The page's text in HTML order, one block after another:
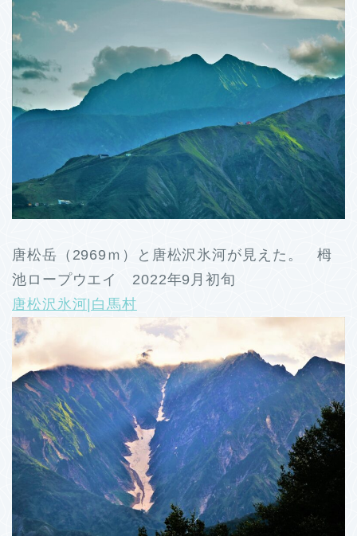
唐松岳（2969ｍ）と唐松沢氷河が見えた。 栂
池ロープウエイ 2022年9月初旬
唐松沢氷河|白馬村